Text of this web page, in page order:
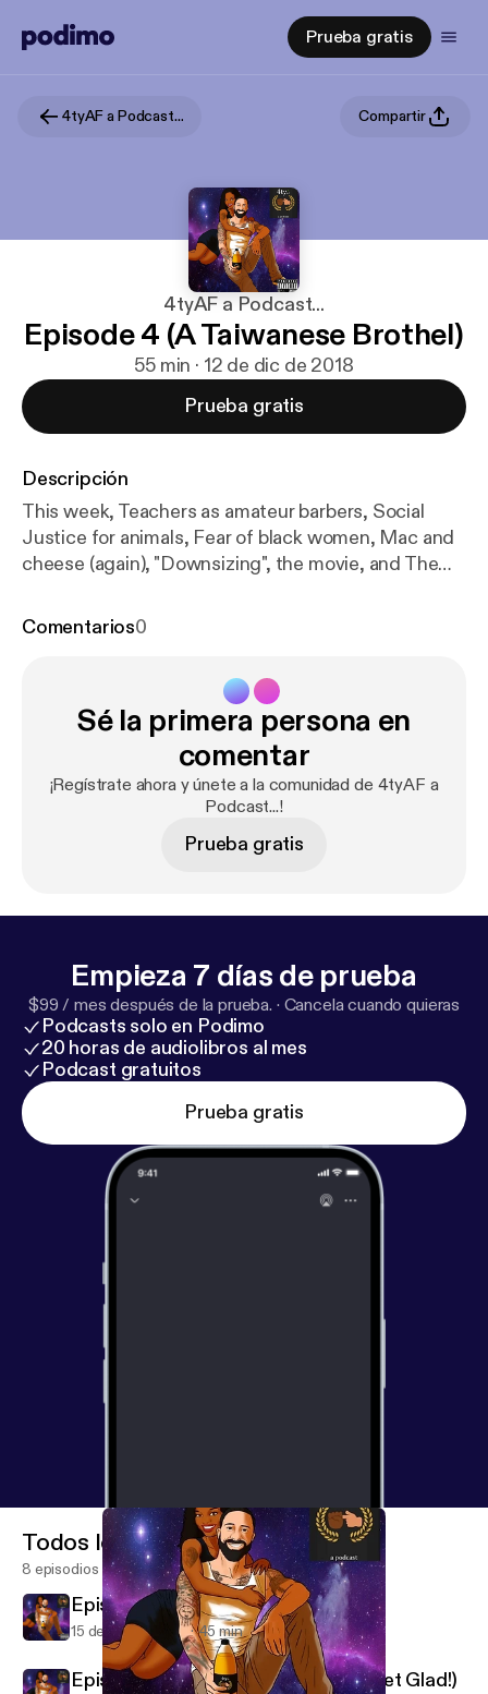
Prueba gratis
4tyAF a Podcast... Compartir
4tyAF a Podcast...
Episode 4 (A Taiwanese Brothel)
55 min · 12 de dic de 2018
Prueba gratis
Descripción
This week, Teachers as amateur barbers, Social
Justice for animals, Fear of black women, Mac and
cheese (again), "Downsizing", the movie, and The
questions, Did Kevin hart apologize? How long
listen to our podcast all from our site
www.4tyaf.com
Comentarios0
Sé la primera persona en
comentar
¡Regístrate ahora y únete a la comunidad de 4tyAF a
Podcast...!
Prueba gratis
Empieza 7 días de prueba
$99 / mes después de la prueba. · Cancela cuando quieras
Podcasts solo en Podimo
20 horas de audiolibros al mes
Podcast gratuitos
Prueba gratis
Todos los episodios
8 episodios
Episode 8 (Pump Party)
15 de abr de 2019 45 min
Episode 7 (Scratch Your Butt And Get Glad!)